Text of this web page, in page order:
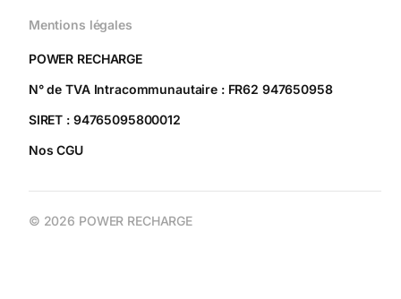
Mentions légales
POWER RECHARGE
N° de TVA Intracommunautaire : FR62 947650958
SIRET : 94765095800012
Nos CGU
© 2026 POWER RECHARGE